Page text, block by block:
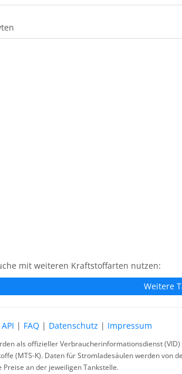
mit weiteren Kraftstoffarten nutzen:
Weitere
| FAQ | Datenschutz | Impressum
als offizieller Verbraucherinformationsdienst
(MTS-K). Daten für Stromladesäulen werden von
an der jeweiligen Tankstelle.